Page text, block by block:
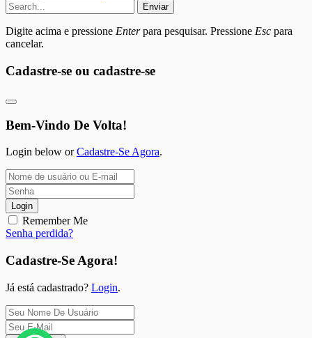
Enviar
Digite acima e pressione Enterpara pesquisar. Pressione Esc para
cancelar.
Cadastre-se ou cadastre-se
Bem-Vindo De Volta!
Login below orCadastre-Se Agora.
Login
Remember Me
Senha perdida?
Cadastre-Se Agora!
Já está cadastrado? Login.